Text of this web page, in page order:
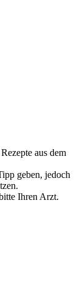
aus dem
geben, jedoch
Ihren Arzt.